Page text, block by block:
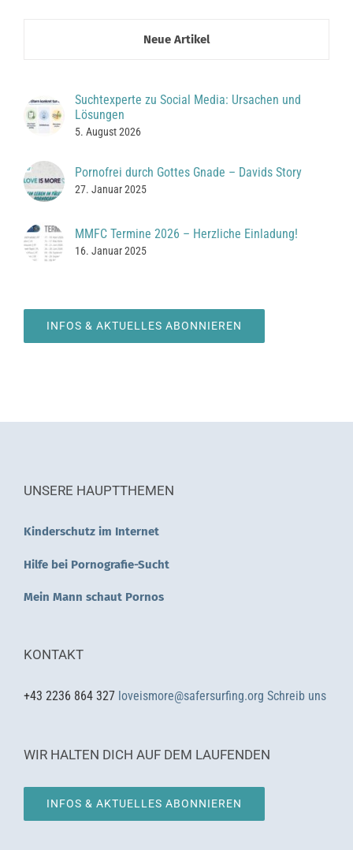
Neue Artikel
Suchtexperte zu Social Media: Ursachen und
Lösungen
5. August 2026
Pornofrei durch Gottes Gnade – Davids Story
27. Januar 2025
MMFC Termine 2026 – Herzliche Einladung!
16. Januar 2025
INFOS & AKTUELLES ABONNIEREN
UNSERE HAUPTTHEMEN
Kinderschutz im Internet
Hilfe bei Pornografie-Sucht
Mein Mann schaut Pornos
KONTAKT
+43 2236 864 327 loveismore@safersurfing.org Schreib uns
WIR HALTEN DICH AUF DEM LAUFENDEN
INFOS & AKTUELLES ABONNIEREN